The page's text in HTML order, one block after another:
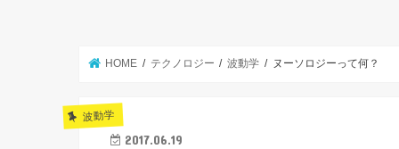
HOME テクノロジー 波動学 ヌーソロジーって何？
波動学
2017.06.19